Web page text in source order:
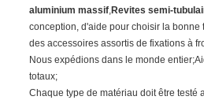
aluminium massif,Revites semi-
conception, d'aide pour choisir la
des accessoires assortis de fixations à
Nous expédions dans le monde
totaux;
Chaque type de matériau doit être testé